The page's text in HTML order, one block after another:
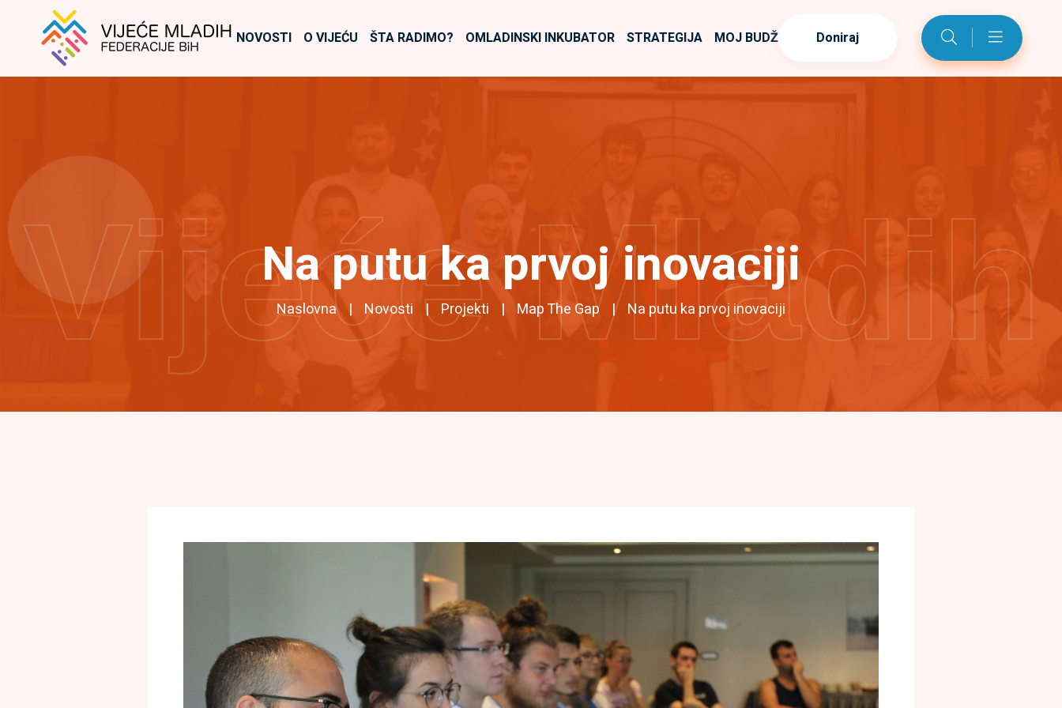
NOVOSTI O VIJEĆU ŠTA RADIMO? OMLADINSKI INKUBATOR STRATEGIJA MOJ BUDŽET Doniraj
Na putu ka prvoj inovaciji
Naslovna Novosti Projekti Map The Gap Na putu ka prvoj inovaciji
Vijeće Mladih